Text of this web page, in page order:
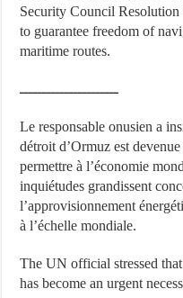
Security Council Resolution
to guarantee freedom of
maritime routes.
ــــــــــــــــــــــ
Le responsable onusien a
détroit d’Ormuz est
permettre à l’économie
inquiétudes grandissent
l’approvisionnement
à l’échelle mondiale.
The UN official stressed
has become an urgent